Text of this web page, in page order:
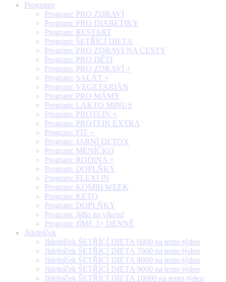
Programy
Program: PRO ZDRAVÍ
Program: PRO DIABETIKY
Program: RESTART
Program: ŠETŘÍCÍ DIETA
Program: PRO ZDRAVÍ NA CESTY
Program: PRO DĚTI
Program: PRO ZDRAVÍ +
Program: SALÁT +
Program: VEGETARIÁN
Program: PRO MÁMY
Program: LAKTO MINUS
Program: PROTEIN +
Program: PROTEIN EXTRA
Program: FIT +
Program: JARNÍ DETOX
Program: MENÍČKO
Program: RODINA +
Program: DOPLŇKY
Program: FLEXI IN
Program: KOMBI WEEK
Program: KETO
Program: DOPLŇKY
Program: Jídlo na víkend
Program: JÍME 3× DENNĚ
Jídelníček
Jídelníček ŠETŘÍCÍ DIETA 6000 na tento týden
Jídelníček ŠETŘÍCÍ DIETA 7000 na tento týden
Jídelníček ŠETŘÍCÍ DIETA 8000 na tento týden
Jídelníček ŠETŘÍCÍ DIETA 9000 na tento týden
Jídelníček ŠETŘÍCÍ DIETA 10000 na tento týden